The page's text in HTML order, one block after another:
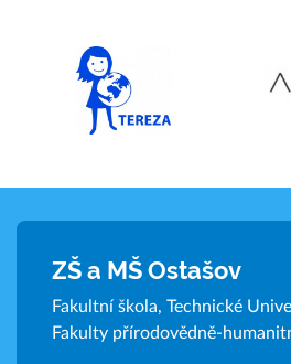
ZŠ a MŠ Ostašov
Fakultní škola, Technické
Fakulty přírodovědně-